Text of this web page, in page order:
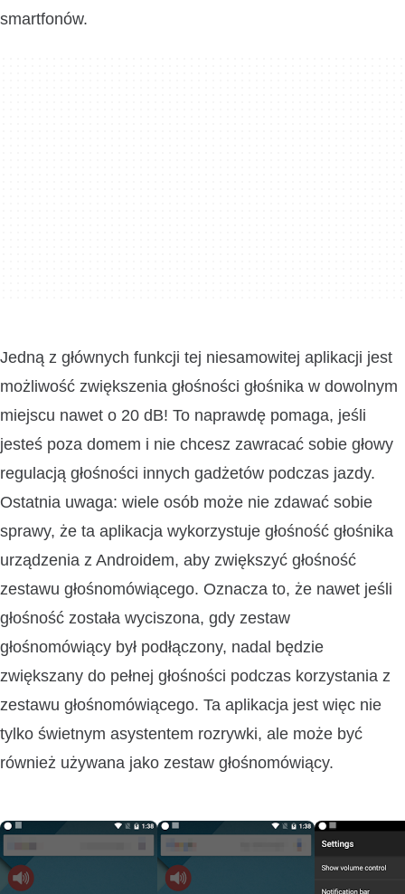
smartfonów.
Jedną z głównych funkcji tej niesamowitej aplikacji jest
możliwość zwiększenia głośności głośnika w dowolnym
miejscu nawet o 20 dB! To naprawdę pomaga, jeśli
jesteś poza domem i nie chcesz zawracać sobie głowy
regulacją głośności innych gadżetów podczas jazdy.
Ostatnia uwaga: wiele osób może nie zdawać sobie
sprawy, że ta aplikacja wykorzystuje głośność głośnika
urządzenia z Androidem, aby zwiększyć głośność
zestawu głośnomówiącego. Oznacza to, że nawet jeśli
głośność została wyciszona, gdy zestaw
głośnomówiący był podłączony, nadal będzie
zwiększany do pełnej głośności podczas korzystania z
zestawu głośnomówiącego. Ta aplikacja jest więc nie
tylko świetnym asystentem rozrywki, ale może być
również używana jako zestaw głośnomówiący.